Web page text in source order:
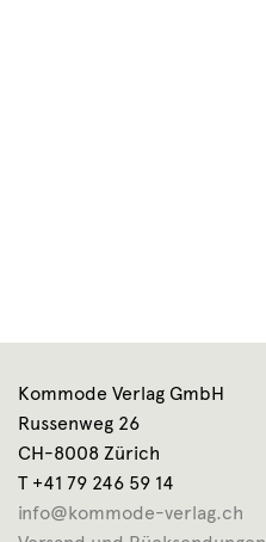
Kommode Verlag GmbH
Russenweg 26
CH-8008 Zürich
T +41 79 246 59 14
info@kommode-verlag.ch